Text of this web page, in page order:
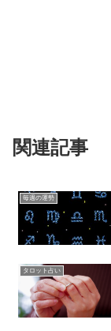
関連記事
毎週の運勢
タロット占い